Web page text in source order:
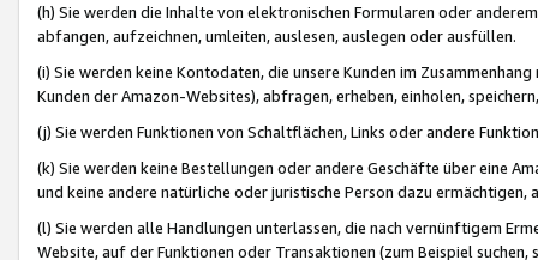
(h) Sie werden die Inhalte von elektronischen Formularen oder
abfangen, aufzeichnen, umleiten, auslesen, auslegen oder ausfüllen.
(i) Sie werden keine Kontodaten, die unsere Kunden im
Kunden der Amazon-Websites), abfragen, erheben, einholen,
(j) Sie werden Funktionen von Schaltflächen, Links oder andere
(k) Sie werden keine Bestellungen oder andere Geschäfte über eine
und keine andere natürliche oder juristische Person dazu
(l) Sie werden alle Handlungen unterlassen, die nach vernünftigem
Website, auf der Funktionen oder Transaktionen (zum Beispiel